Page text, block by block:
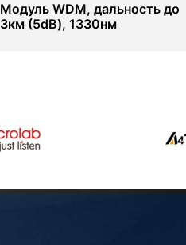
Модуль WDM, дальность до
3км (5dB), 1330нм